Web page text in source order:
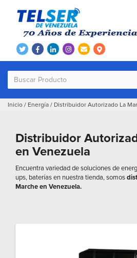
Inicio / Energía / Distribuidor Autorizado La
Distribuidor
en Venezuela
Encuentra variedad de soluciones de
ups, baterías en nuestra tienda, somos
Marche en Venezuela.